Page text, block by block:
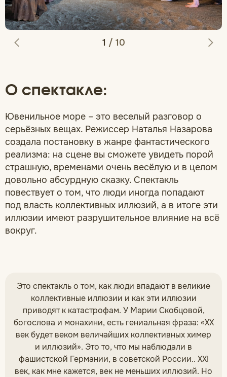
1 / 10
О спектакле:
Ювенильное море – это веселый разговор о
серьёзных вещах. Режиссер Наталья Назарова
создала постановку в жанре фантастического
реализма: на сцене вы сможете увидеть порой
страшную, временами очень весёлую и в целом
довольно абсурдную сказку. Спектакль
повествует о том, что люди иногда попадают
под власть коллективных иллюзий, а в итоге эти
иллюзии имеют разрушительное влияние на всё
вокруг.
Это спектакль о том, как люди впадают в великие
коллективные иллюзии и как эти иллюзии
приводят к катастрофам. У Марии Скобцовой,
богослова и монахини, есть гениальная фраза: «XX
век будет веком величайших коллективных химер
и иллюзий». Это то, что мы наблюдали в
фашистской Германии, в советской России.. XXI
век, как мне кажется, век не меньших иллюзий. Но